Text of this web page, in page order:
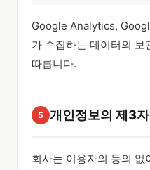
Google Analytics,
가 수집하는 데이터의 보
따릅니다.
5 개인정보의 제3
회사는 이용자의 동의